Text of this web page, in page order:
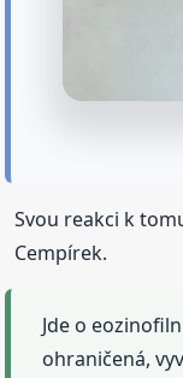
Svou reakci k
Cempírek.
Jde o
ohraničená,